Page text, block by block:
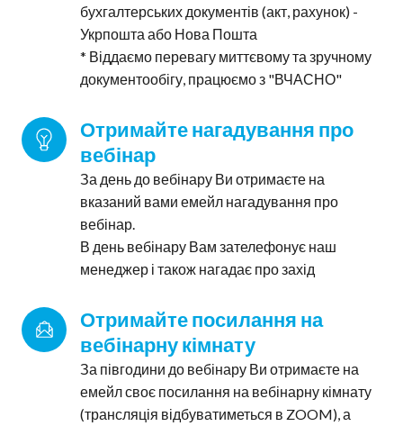
бухгалтерських документів (акт, рахунок) -
Укрпошта або Нова Пошта
* Віддаємо перевагу миттєвому та зручному
документообігу, працюємо з "ВЧАСНО"
Отримайте нагадування про
вебінар
За день до вебінару Ви отримаєте на
вказаний вами емейл нагадування про
вебінар.
В день вебінару Вам зателефонує наш
менеджер і також нагадає про захід
Отримайте посилання на
вебінарну кімнату
За півгодини до вебінару Ви отримаєте на
емейл своє посилання на вебінарну кімнату
(трансляція відбуватиметься в ZOOM), а